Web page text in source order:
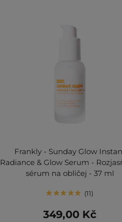
Frankly - Sunday Glow
Radiance & Glow Serum -
sérum na obličej - 37 ml
11
349,00 Kč